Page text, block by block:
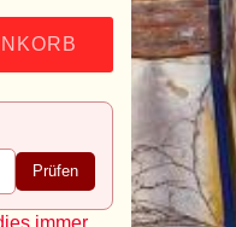
Prüfen
immer